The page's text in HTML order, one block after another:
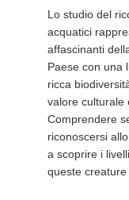
Lo studio del
acquatici
affascinanti
Paese con una
ricca
valore culturale
Comprendere
riconoscersi
a scoprire i
queste creature